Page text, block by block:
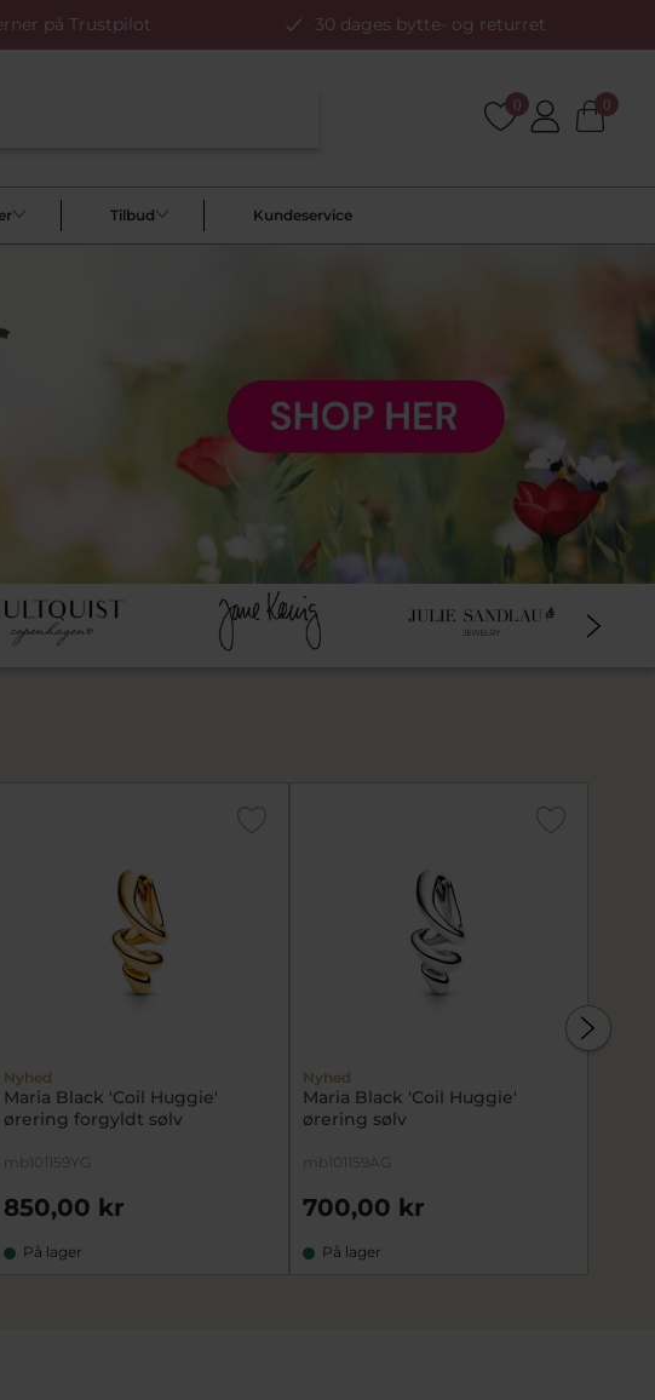
på Trustpilot 30 dages bytte- og returret
0 0
Tilbud Kundeservice
Nyhed
Maria Black 'Coil Huggie'
ørering forgyldt sølv
mb101159YG
850,00 kr
På lager
Nyhed
Maria Black 'Coil Huggie'
ørering sølv
mb101159AG
700,00 kr
På lager